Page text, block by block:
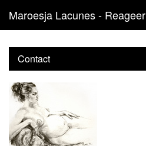
Maroesja Lacunes - Reageer
Contact